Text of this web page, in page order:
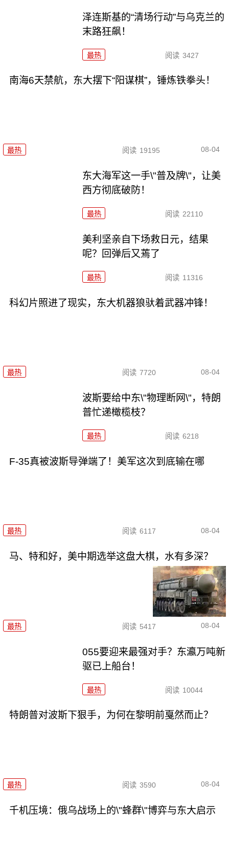
泽连斯基的“清场行动”与乌克兰的
末路狂飙！
最热 阅读 3427
南海6天禁航，东大摆下“阳谋棋”，锤炼铁拳头！
最热 阅读 19195 08-04
东大海军这一手\"普及牌\"，让美
西方彻底破防！
最热 阅读 22110
美利坚亲自下场救日元，结果
呢？回弹后又蔫了
最热 阅读 11316
科幻片照进了现实，东大机器狼驮着武器冲锋！
最热 阅读 7720 08-04
波斯要给中东\"物理断网\"，特朗
普忙递橄榄枝？
最热 阅读 6218
F-35真被波斯导弹端了！美军这次到底输在哪
最热 阅读 6117 08-04
马、特和好，美中期选举这盘大棋，水有多深？
最热 阅读 5417 08-04
055要迎来最强对手？东瀛万吨新
驱已上船台！
最热 阅读 10044
特朗普对波斯下狠手，为何在黎明前戛然而止？
最热 阅读 3590 08-04
千机压境：俄乌战场上的\"蜂群\"博弈与东大启示